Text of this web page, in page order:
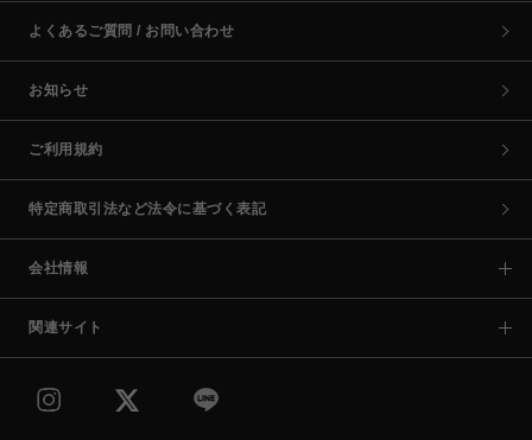
よくあるご質問 / お問い合わせ
お知らせ
ご利用規約
特定商取引法など法令に基づく表記
会社情報
関連サイト